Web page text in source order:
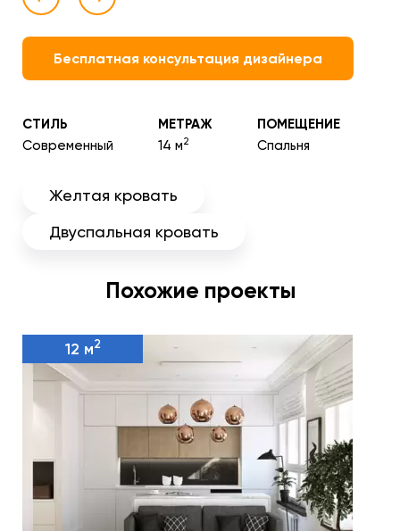
Бесплатная консультация дизайнера
СТИЛЬ
Современный
МЕТРАЖ
14 м2
ПОМЕЩЕНИЕ
Спальня
Желтая кровать
Двуспальная кровать
Похожие проекты
12 м2